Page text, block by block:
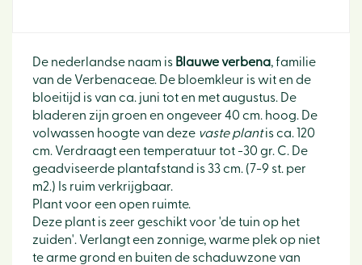
De nederlandse naam is Blauwe verbena, familie
van de Verbenaceae. De bloemkleur is wit en de
bloeitijd is van ca. juni tot en met augustus. De
bladeren zijn groen en ongeveer 40 cm. hoog. De
volwassen hoogte van deze vaste plantis ca. 120
cm. Verdraagt een temperatuur tot -30 gr. C. De
geadviseerde plantafstand is 33 cm. (7-9 st. per
m2.) Is ruim verkrijgbaar.
Plant voor een open ruimte.
Deze plant is zeer geschikt voor 'de tuin op het
zuiden'. Verlangt een zonnige, warme plek op niet
te arme grond en buiten de schaduwzone van